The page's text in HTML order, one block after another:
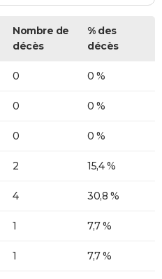
Nombre de
décès
% des
décès
0 0 %
0 0 %
0 0 %
2 15,4 %
4 30,8 %
1 7,7 %
1 7,7 %